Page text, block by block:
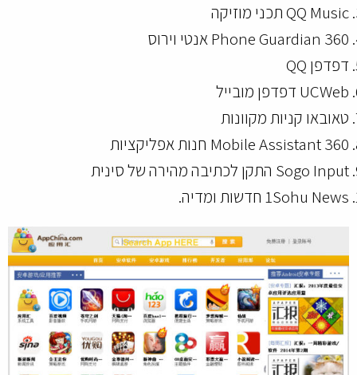
QQ Music תכני מוזיקה
360 Phone Guardian אנטי וירוס
דפדפן QQ
UCWeb דפדפן מובייל
טאובאו קניות מקוונות
360 Mobile Assistant חנות אפליקציות
Sogo Input התקן לכתיבה מהירה של סינית
1Sohu News חדשות ומדיה.